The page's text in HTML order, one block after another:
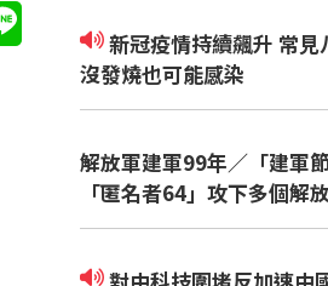
新冠疫情持續飆升 常見八大症狀
沒發燒也可能感染
解放軍建軍99年／「建軍
「匿名者64」攻下多個解